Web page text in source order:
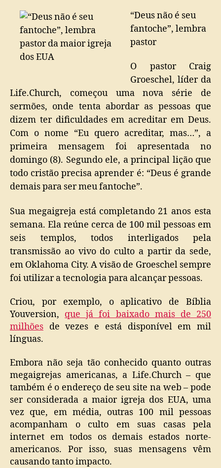
“Deus não é seu
fantoche”, lembra
pastor
O pastor Craig
Groeschel, líder da
Life.Church, começou uma nova série de
sermões, onde tenta abordar as pessoas que
dizem ter dificuldades em acreditar em Deus.
Com o nome “Eu quero acreditar, mas…”, a
primeira mensagem foi apresentada no
domingo (8). Segundo ele, a principal lição que
todo cristão precisa aprender é: “Deus é grande
demais para ser meu fantoche”.
Sua megaigreja está completando 21 anos esta
semana. Ela reúne cerca de 100 mil pessoas em
seis templos, todos interligados pela
transmissão ao vivo do culto a partir da sede,
em Oklahoma City. A visão de Groeschel sempre
foi utilizar a tecnologia para alcançar pessoas.
Criou, por exemplo, o aplicativo de Bíblia
Youversion, que já foi baixado mais de 250
milhões de vezes e está disponível em mil
línguas.
Embora não seja tão conhecido quanto outras
megaigrejas americanas, a Life.Church – que
também é o endereço de seu site na web – pode
ser considerada a maior igreja dos EUA, uma
vez que, em média, outras 100 mil pessoas
acompanham o culto em suas casas pela
internet em todos os demais estados norte-
americanos. Por isso, suas mensagens vêm
causando tanto impacto.